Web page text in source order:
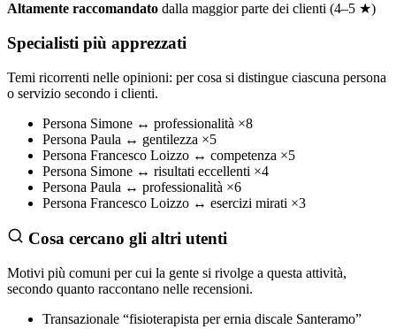
Altamente raccomandato dalla maggior parte dei clienti (4–5 ★)
Specialisti più apprezzati
Temi ricorrenti nelle opinioni: per cosa si distingue ciascuna persona
o servizio secondo i clienti.
Persona Simone ↔ professionalità ×8
Persona Paula ↔ gentilezza ×5
Persona Francesco Loizzo ↔ competenza ×5
Persona Simone ↔ risultati eccellenti ×4
Persona Paula ↔ professionalità ×6
Persona Francesco Loizzo ↔ esercizi mirati ×3
Cosa cercano gli altri utenti
Motivi più comuni per cui la gente si rivolge a questa attività,
secondo quanto raccontano nelle recensioni.
Transazionale “fisioterapista per ernia discale Santeramo”